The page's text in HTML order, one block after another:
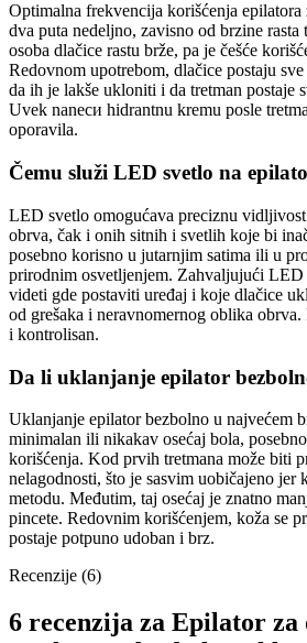
Optimalna frekvencija korišćenja
dva puta nedeljno, zavisno od brzine
osoba dlačice rastu brže, pa je češće
Redovnom upotrebom, dlačice postaju
da ih je lakše ukloniti i da tretman postaje
Uvek naneси hidrantnu kremu posle
oporavila.
Čemu služi LED svetlo na
LED svetlo omogućava preciznu
obrva, čak i onih sitnih i svetlih koje bi
posebno korisno u jutarnjim satima ili u
prirodnim osvetljenjem. Zahvaljujući LED
videti gde postaviti uređaj i koje dlačice
od grešaka i neravnomernog oblika
i kontrolisan.
Da li uklanjanje epilator
Uklanjanje epilator bezbolno u najvećem
minimalan ili nikakav osećaj bola,
korišćenja. Kod prvih tretmana može biti
nelagodnosti, što je sasvim uobičajeno jer
metodu. Međutim, taj osećaj je znatno
pincete. Redovnim korišćenjem, kožа se
postaje potpuno udoban i brz.
Recenzije (6)
6 recenzija za Epilator za